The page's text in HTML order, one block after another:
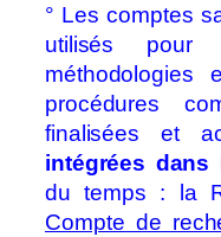
° Les comptes
utilisés pour
méthodologies
procédures
finalisées et
intégrées dans
du temps : la
Compte de